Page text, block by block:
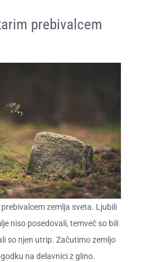
prebivalcem
zemlja sveta. Ljubili
niso posedovali, temveč so bili
so njen utrip. Začutimo zemljo
na delavnici z glino.